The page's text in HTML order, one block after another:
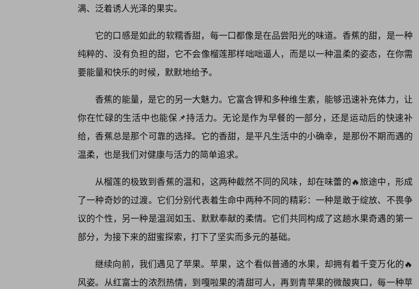
满、泛着诱人光泽的果实。
它的口感是如此的软糯香甜，每一口都像是在品尝阳光的味道。香蕉的甜，是一种
纯粹的、没有负担的甜，它不会像榴莲那样咄咄逼人，而是以一种温柔的姿态，在你需
要能量和快乐的时候，默默地给予。
香蕉的能量，是它的另一大魅力。它富含钾和多种维生素，能够迅速补充体力，让
你在忙碌的生活中也能保📌持活力。无论是作为早餐的一部分，还是运动后的快速补
给，香蕉总是那个可靠的选择。它的香甜，是平凡生活中的小确幸，是那份不期而遇的
温柔，也是我们对健康与活力的简单追求。
从榴莲的极致到香蕉的温和，这两种截然不同的风味，却在味蕾的🔥旅途中，形成
了一种奇妙的过渡。它们分别代表着生命中两种不同的精彩：一种是敢于绽放、不畏争
议的个性，另一种是温润如玉、默默奉献的柔情。它们共同构成了这趟水果奇遇的第一
部分，为接下来的甜蜜探索，打下了坚实而多元的基础。
继续向前，我们遇见了苹果。苹果，这个看似普通的水果，却拥有着千变万化的🔥
风姿。从红富士的浓烈热情，到嘎啦果的清甜可人，再到青苹果的微酸爽口，每一种苹